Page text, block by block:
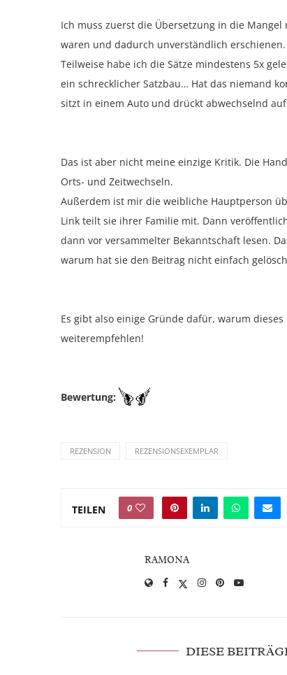
Ich muss zuerst die Übersetzung in die
waren und dadurch unverständlich
Teilweise habe ich die Sätze mindestens 5x
ein schrecklicher Satzbau… Hat das niemand
sitzt in einem Auto und drückt abwechselnd
Das ist aber nicht meine einzige Kritik. Die
Orts- und Zeitwechseln.
Außerdem ist mir die weibliche Hauptperson
Link teilt sie ihrer Familie mit. Dann
dann vor versammelter Bekanntschaft lesen.
warum hat sie den Beitrag nicht einfach
Es gibt also einige Gründe dafür, warum
weiterempfehlen!
Bewertung:
REZENSION REZENSIONSEXEMPLAR
TEILEN 0
RAMONA
DIESE